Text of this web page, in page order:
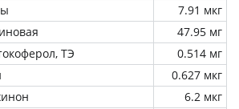
7.91 мкг
47.95 мг
ТЭ
0.514 мг
0.627 мкг
6.2 мкг